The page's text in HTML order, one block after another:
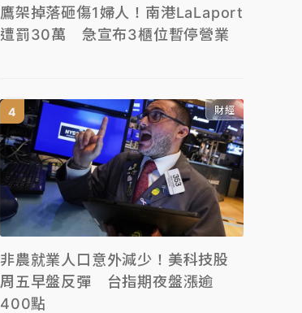
鷹架掉落砸傷1婦人！南港LaLaport
遭罰30萬 急宣布3櫃位暫停營業
財經
非農就業人口意外減少！美科技股
周五早盤反彈 台指期夜盤漲逾
400點